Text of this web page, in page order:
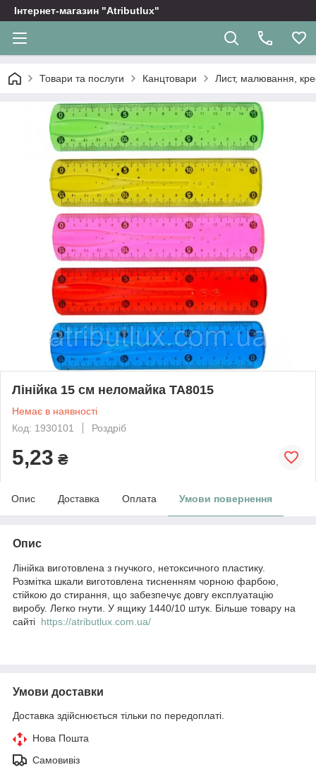
Інтернет-магазин "Atributlux"
Товари та послуги Канцтовари Лист, малювання,
Лінійка 15 см неломайка ТА8015
Немає в наявності
Код: 1930101
Роздріб
5,23 ₴
Опис Доставка Оплата Умови повернення
Опис
Лінійка виготовлена з гнучкого, нетоксичного пластику.
Розмітка шкали виготовлена тисненням чорною фарбою,
стійкою до стирання, що забезпечує довгу експлуатацію
виробу. Легко гнути. У ящику 1440/10 штук. Більше товару на
сайті https://atributlux.com.ua/
Умови доставки
Доставка здійснюється тільки по передоплаті.
Нова Пошта
Самовивіз